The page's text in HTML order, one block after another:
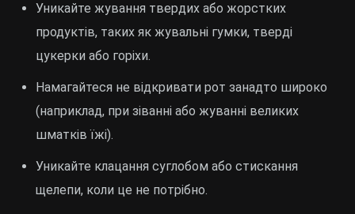
Уникайте жування твердих або жорстких
продуктів, таких як жувальні гумки, тверді
цукерки або горіхи.
Намагайтеся не відкривати рот занадто широко
(наприклад, при зіванні або жуванні великих
шматків їжі).
Уникайте клацання суглобом або стискання
щелепи, коли це не потрібно.